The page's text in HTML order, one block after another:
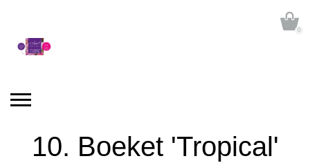
0
10. Boeket 'Tropical'